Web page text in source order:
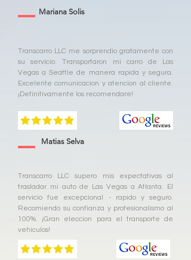
Mariana Solis
Transcarro LLC me sorprendio gratamente con
su servicio. Transportaron mi carro de Las
Vegas a Seattle de manera rapida y segura.
Excelente comunicacion y atencion al cliente.
¡Definitivamente los recomendare!
Matias Selva
Transcarro LLC supero mis expectativas al
trasladar mi auto de Las Vegas a Atlanta. El
servicio fue excepcional - rapido y seguro.
Recomiendo su confianza y profesionalismo al
100%. ¡Gran eleccion para el transporte de
vehiculos!